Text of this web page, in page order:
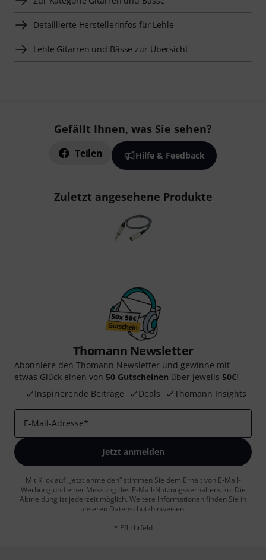
Detaillierte Herstellerinfos für Lehle
Lehle Gitarren und Bässe zur Übersicht
Gefällt Ihnen, was Sie sehen?
Teilen Hilfe & Feedback
Zuletzt angesehene Produkte
Thomann Newsletter
Abonniere den Thomann Newsletter und gewinne mit
etwas Glück einen von 50 Gutscheinen über jeweils 50€!
Inspirierende Beiträge
Deals Thomann Insights
E-Mail-Adresse*
Jetzt anmelden
Mit Klick auf „Jetzt anmelden“ stimmen Sie dem Erhalt von E-Mail-
Werbung und einer Messung des E-Mail-Nutzungsverhaltens zu. Die
Abmeldung ist jederzeit möglich. Weitere Informationen finden Sie in
unseren Datenschutzhinweisen.
* Pflichtfeld